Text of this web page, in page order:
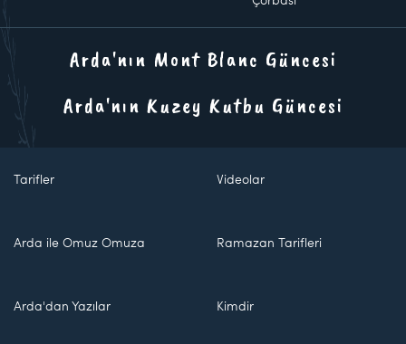
Arda'nın Mont Blanc Güncesi
Arda'nın Kuzey Kutbu Güncesi
Tarifler Videolar
Arda ile Omuz Omuza Ramazan Tarifleri
Arda'dan Yazılar Kimdir